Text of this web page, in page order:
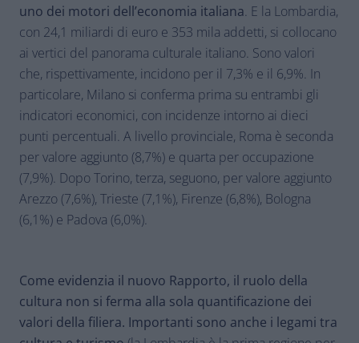
uno dei motori dell’economia italiana. E la Lombardia,
con 24,1 miliardi di euro e 353 mila addetti, si collocano
ai vertici del panorama culturale italiano. Sono valori
che, rispettivamente, incidono per il 7,3% e il 6,9%. In
particolare, Milano si conferma prima su entrambi gli
indicatori economici, con incidenze intorno ai dieci
punti percentuali. A livello provinciale, Roma è seconda
per valore aggiunto (8,7%) e quarta per occupazione
(7,9%). Dopo Torino, terza, seguono, per valore aggiunto
Arezzo (7,6%), Trieste (7,1%), Firenze (6,8%), Bologna
(6,1%) e Padova (6,0%).
Come evidenzia il nuovo Rapporto, il ruolo della
cultura non si ferma alla sola quantificazione dei
valori della filiera. Importanti sono anche i legami tra